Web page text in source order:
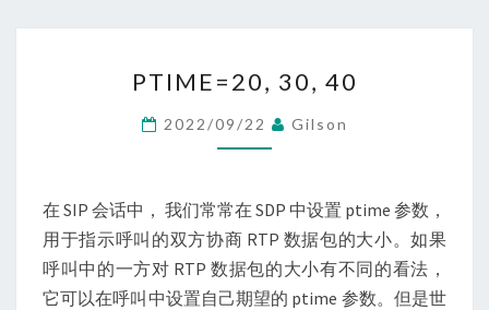
30,
40
PTIME=20, 30, 40
2022/09/22 Gilson
在 SIP 会话中， 我们常常在 SDP 中设置 ptime 参数，
用于指示呼叫的双方协商 RTP 数据包的大小。如果
呼叫中的一方对 RTP 数据包的大小有不同的看法，
它可以在呼叫中设置自己期望的 ptime 参数。但是世